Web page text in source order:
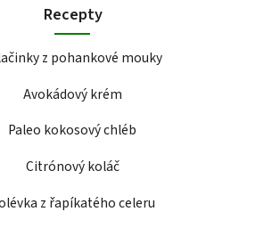
Recepty
z pohankové mouky
Avokádový krém
Paleo kokosový chléb
Citrónový koláč
z řapíkatého celeru